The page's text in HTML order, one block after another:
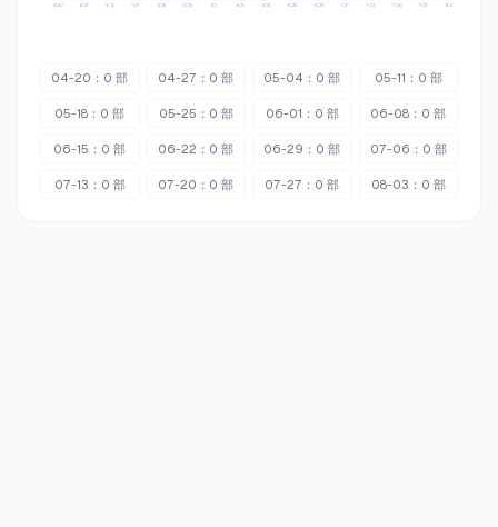
4/20 4/27 5/4 5/11 5/18 5/25 6/1 6/8 6/15 6/22 6/29 7/6 7/13 7/20 7/27 8/3
04-20 ： 0 部 04-27 ： 0 部 05-04 ： 0 部 05-11 ： 0 部
05-18 ： 0 部 05-25 ： 0 部 06-01 ： 0 部 06-08 ： 0 部
06-15 ： 0 部 06-22 ： 0 部 06-29 ： 0 部 07-06 ： 0 部
07-13 ： 0 部 07-20 ： 0 部 07-27 ： 0 部 08-03 ： 0 部